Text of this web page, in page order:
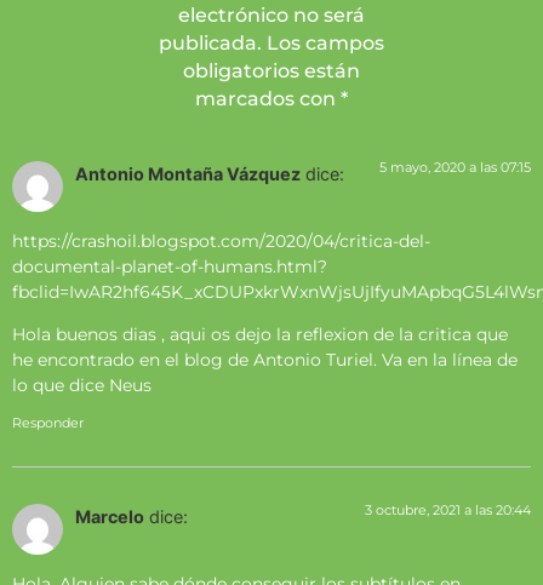
electrónico no será
publicada. Los campos
obligatorios están
marcados con *
Antonio Montaña Vázquez dice: 5 mayo, 2020 a las 07:15
https://crashoil.blogspot.com/2020/04/critica-del-
documental-planet-of-humans.html?
Hola buenos dias , aqui os dejo la reflexion de la critica que
he encontrado en el blog de Antonio Turiel. Va en la línea de
lo que dice Neus
Responder
Marcelo dice: 3 octubre, 2021 a las 20:44